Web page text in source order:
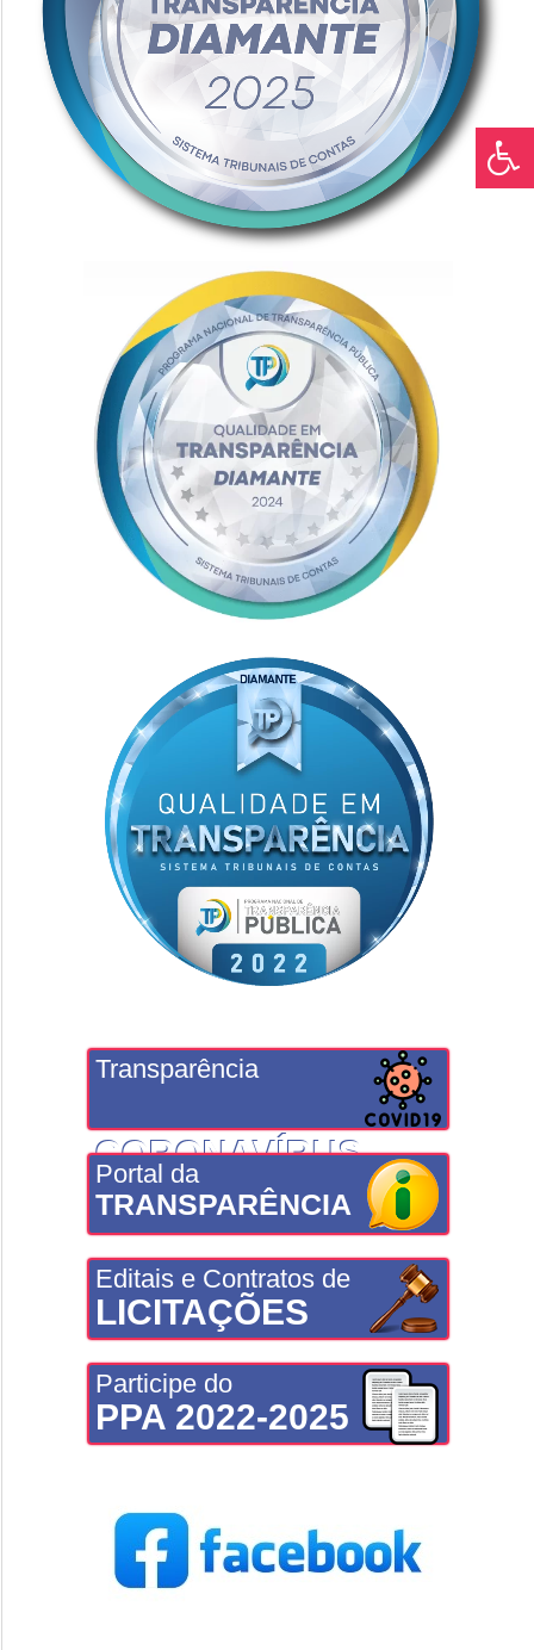
Transparência
CORONAVÍRUS
Portal da
TRANSPARÊNCIA
Editais e Contratos de
LICITAÇÕES
Participe do
PPA 2022-2025